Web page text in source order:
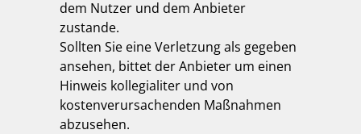
dem Nutzer und dem Anbieter
zustande.
Sollten Sie eine Verletzung als gegeben
ansehen, bittet der Anbieter um einen
Hinweis kollegialiter und von
kostenverursachenden Maßnahmen
abzusehen.